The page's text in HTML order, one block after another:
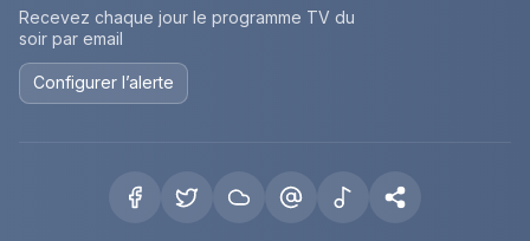
Recevez chaque jour le programme TV du
soir par email
Configurer l’alerte